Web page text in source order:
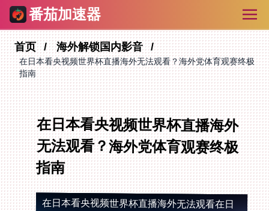
番茄加速器
首页 海外解锁国内影音
在日本看央视频世界杯直播海外无法观看？海外党体育观赛终极
指南
在日本看央视频世界杯直播海外
无法观看？海外党体育观赛终极
指南
在日本看央视频世界杯直播海外无法观看在日
本看央视频世界杯直播海外无法观看？海外党